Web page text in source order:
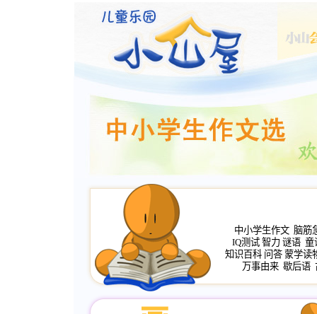
中小学生作文 脑筋
IQ测试 智力 谜语 童
知识百科 问答 蒙学读
万事由来 歇后语